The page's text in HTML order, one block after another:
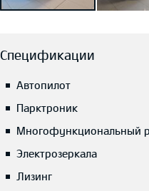
Спецификации
Автопилот
Парктроник
Многофункциональный
Электрозеркала
Лизинг